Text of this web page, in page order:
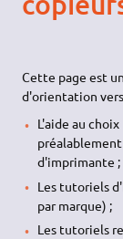
Cette page est
d'orientation
L'aide au choix
d'imprimante ;
Les tutoriels
par marque) ;
Les tutoriels